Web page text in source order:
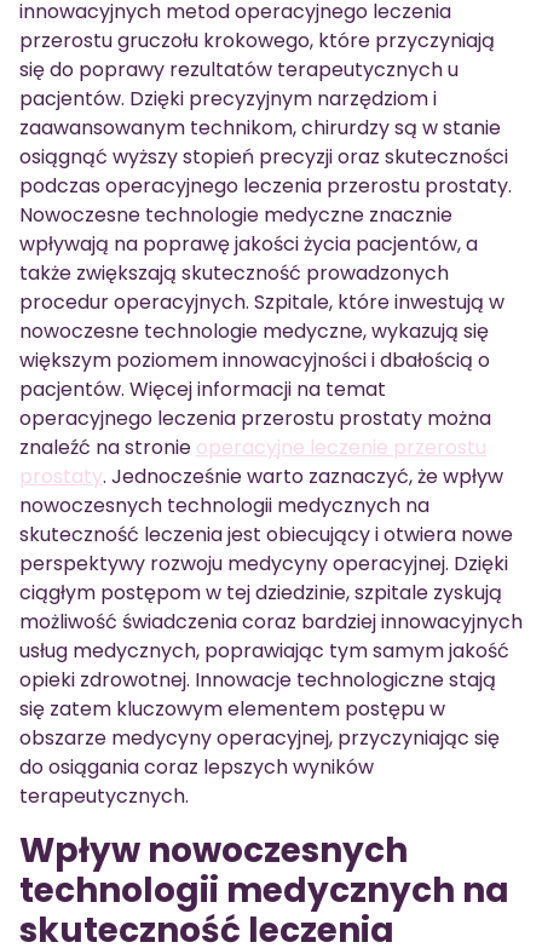
innowacyjnych metod operacyjnego leczenia
przerostu gruczołu krokowego, które przyczyniają
się do poprawy rezultatów terapeutycznych u
pacjentów. Dzięki precyzyjnym narzędziom i
zaawansowanym technikom, chirurdzy są w stanie
osiągnąć wyższy stopień precyzji oraz skuteczności
podczas operacyjnego leczenia przerostu prostaty.
Nowoczesne technologie medyczne znacznie
wpływają na poprawę jakości życia pacjentów, a
także zwiększają skuteczność prowadzonych
procedur operacyjnych. Szpitale, które inwestują w
nowoczesne technologie medyczne, wykazują się
większym poziomem innowacyjności i dbałością o
pacjentów. Więcej informacji na temat
operacyjnego leczenia przerostu prostaty można
znaleźć na stronie operacyjne leczenie przerostu
prostaty. Jednocześnie warto zaznaczyć, że wpływ
nowoczesnych technologii medycznych na
skuteczność leczenia jest obiecujący i otwiera nowe
perspektywy rozwoju medycyny operacyjnej. Dzięki
ciągłym postępom w tej dziedzinie, szpitale zyskują
możliwość świadczenia coraz bardziej innowacyjnych
usług medycznych, poprawiając tym samym jakość
opieki zdrowotnej. Innowacje technologiczne stają
się zatem kluczowym elementem postępu w
obszarze medycyny operacyjnej, przyczyniając się
do osiągania coraz lepszych wyników
terapeutycznych.
Wpływ nowoczesnych
technologii medycznych na
skuteczność leczenia